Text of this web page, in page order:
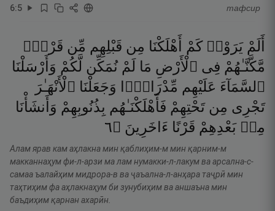
6:5 тафсир
أَلَمْ يَرَوْا۟ كَمْ أَهْلَكْنَا مِن قَبْلِهِم مِّن قَرْنٍۢ
مَّكَّنَّـٰهُمْ فِى ٱلْأَرْضِ مَا لَمْ نُمَكِّن لَّكُمْ وَأَرْسَلْنَا
ٱلسَّمَآءَ عَلَيْهِم مِّدْرَارًۭا وَجَعَلْنَا ٱلْأَنْهَـٰرَ
تَجْرِى مِن تَحْتِهِمْ فَأَهْلَكْنَـٰهُم بِذُنُوبِهِمْ وَأَنشَأْنَا
مِنۢ بَعْدِهِمْ قَرْنًا ءَاخَرِينَ ۝٦
Алам ярав кам аҳлакна мин қаблиҳим-м мин қарним-м
макканнаҳум фи-л-арзи ма лам нумакки-л-лакум ва арсална-с-
самаа ъалайҳим мидрора-в ва ҷаъална-л-анҳара таҷрӣ мин
таҳтиҳим фа аҳлакнаҳум би зунубиҳим ва аншаъна мин
баъдиҳим қарнан ахарӣн.